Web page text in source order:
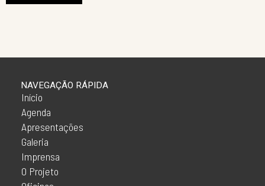
Início
Agenda
Apresentações
Galeria
Imprensa
O Projeto
NAVEGAÇÃO RÁPIDA